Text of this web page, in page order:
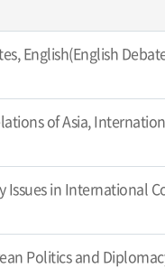
English(English
of Asia,
Issues in International
Politics and